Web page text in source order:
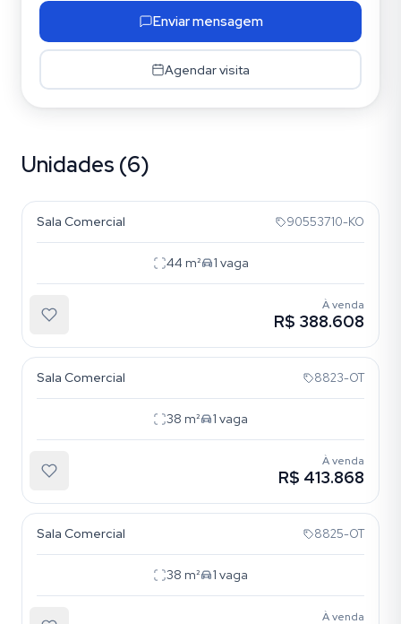
Enviar mensagem
Agendar visita
Unidades (6)
Menino Deus
Sala Comercial 90553710-KO
44 m² 1 vaga
À venda
R$ 388.608
Sala Comercial 8823-OT
38 m² 1 vaga
À venda
R$ 413.868
Sala Comercial 8825-OT
38 m² 1 vaga
À venda